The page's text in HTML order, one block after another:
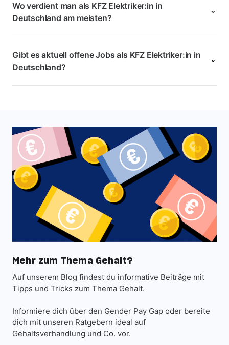
Wo verdient man als KFZ Elektriker:in in
Deutschland am meisten?
Gibt es aktuell offene Jobs als KFZ Elektriker:in in
Deutschland?
Mehr zum Thema Gehalt?
Auf unserem Blog findest du informative Beiträge mit
Tipps und Tricks zum Thema Gehalt.
Informiere dich über den Gender Pay Gap oder bereite
dich mit unseren Ratgebern ideal auf
Gehaltsverhandlung und Co. vor.